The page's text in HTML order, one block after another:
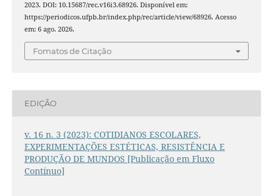
2023. DOI: 10.15687/rec.v16i3.68926. Disponível em:
https://periodicos.ufpb.br/index.php/rec/article/view/68926. Acesso
em: 6 ago. 2026.
Fomatos de Citação
EDIÇÃO
v. 16 n. 3 (2023): COTIDIANOS ESCOLARES,
EXPERIMENTAÇÕES ESTÉTICAS, RESISTÊNCIA E
PRODUÇÃO DE MUNDOS [Publicação em Fluxo
Contínuo]